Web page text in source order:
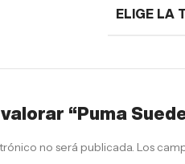
ELIGE LA
“Puma
no será publicada. Los